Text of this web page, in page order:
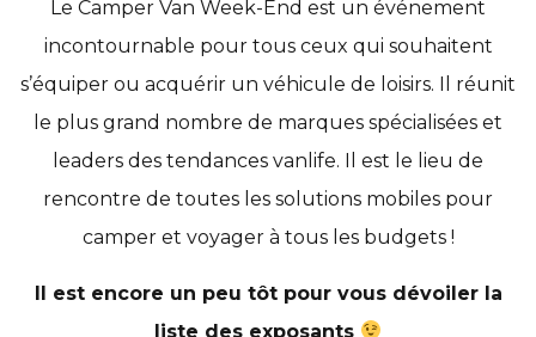
Le Camper Van Week-End est un événement
incontournable pour tous ceux qui souhaitent
s’équiper ou acquérir un véhicule de loisirs. Il réunit
le plus grand nombre de marques spécialisées et
leaders des tendances vanlife. Il est le lieu de
rencontre de toutes les solutions mobiles pour
camper et voyager à tous les budgets !
Il est encore un peu tôt pour vous dévoiler la
liste des exposants